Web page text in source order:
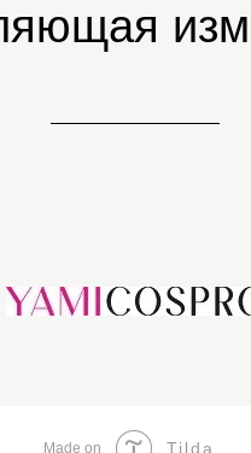
Made on Tilda